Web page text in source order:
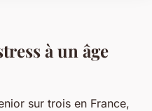
à un âge
sur trois en France,